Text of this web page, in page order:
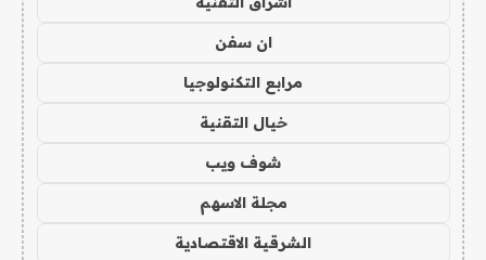
ان سفن
مرابع التكنولوجيا
خيال التقنية
شوف ويب
مجلة الاسهم
الشرقية الاقتصادية